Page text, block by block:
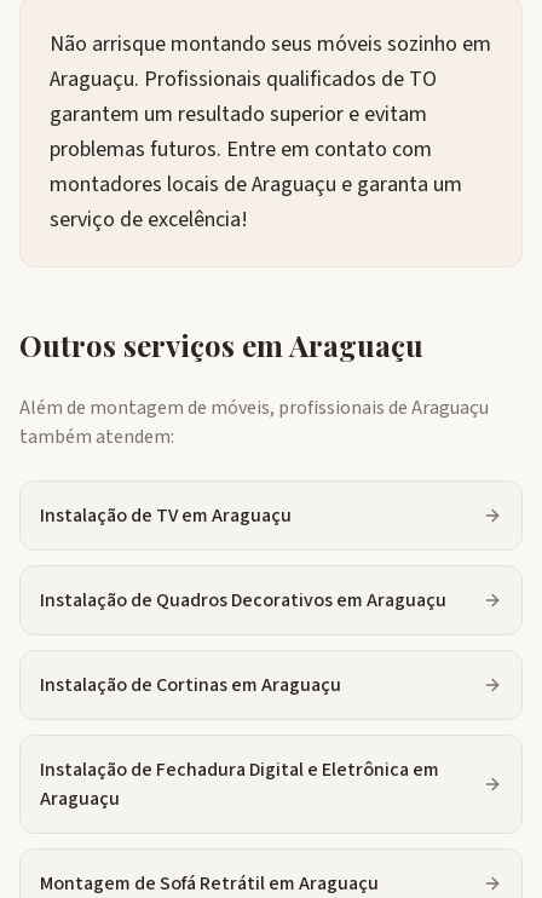
Não arrisque montando seus móveis sozinho em
Araguaçu. Profissionais qualificados de TO
garantem um resultado superior e evitam
problemas futuros. Entre em contato com
montadores locais de Araguaçu e garanta um
serviço de excelência!
Outros serviços em Araguaçu
Além de montagem de móveis, profissionais deAraguaçu
também atendem:
Instalação de TVemAraguaçu
Instalação de Quadros DecorativosemAraguaçu
Instalação de CortinasemAraguaçu
Instalação de Fechadura Digital e Eletrônica em
Araguaçu
Montagem de Sofá RetrátilemAraguaçu